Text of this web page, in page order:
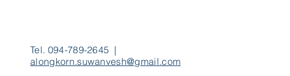
Tel. 094-789-2645 |
alongkorn.suwanvesh@gmail.com